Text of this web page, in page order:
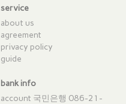
service
about us
agreement
privacy policy
guide
bank info
account 국민은행 086-21-